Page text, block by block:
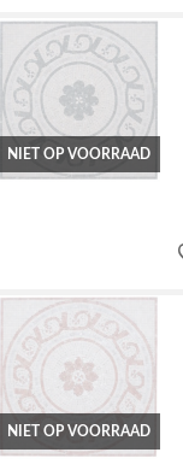
NIET OP VOORRAAD
NIET OP VOORRAAD